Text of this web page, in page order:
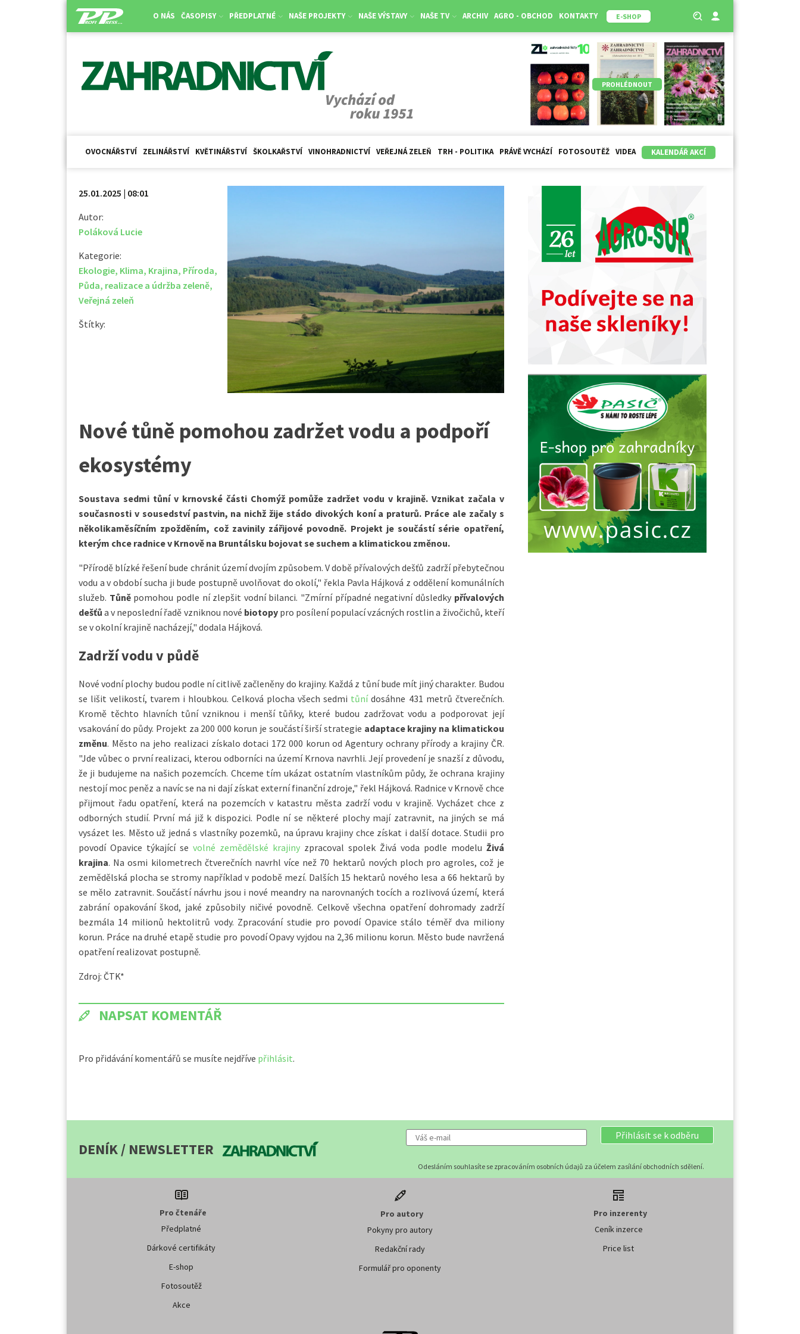
O NÁS ČASOPISY PŘEDPLATNÉ NAŠE PROJEKTY NAŠE VÝSTAVY NAŠE TV ARCHIV AGRO - OBCHOD KONTAKTY E-SHOP
PROHLÉDNOUT
OVOCNÁŘSTVÍ ZELINÁŘSTVÍ KVĚTINÁŘSTVÍ ŠKOLKAŘSTVÍ VINOHRADNICTVÍ VEŘEJNÁ ZELEŇ TRH - POLITIKA PRÁVĚ VYCHÁZÍ FOTOSOUTĚŽ VIDEA KALENDÁŘ AKCÍ
25.01.2025 | 08:01
Autor:
Poláková Lucie
Kategorie:
Ekologie, Klima, Krajina, Příroda,
Půda, realizace a údržba zeleně,
Veřejná zeleň
Štítky:
Nové tůně pomohou zadržet vodu a podpoří
ekosystémy
Soustava sedmi tůní v krnovské části Chomýž pomůže zadržet vodu v krajině. Vznikat začala v
současnosti v sousedství pastvin, na nichž žije stádo divokých koní a praturů. Práce ale začaly s
několikaměsíčním zpožděním, což zavinily zářijové povodně. Projekt je součástí série opatření,
kterým chce radnice v Krnově na Bruntálsku bojovat se suchem a klimatickou změnou.
"Přírodě blízké řešení bude chránit území dvojím způsobem. V době přívalových dešťů zadrží přebytečnou
vodu a v období sucha ji bude postupně uvolňovat do okolí," řekla Pavla Hájková z oddělení komunálních
služeb. Tůně pomohou podle ní zlepšit vodní bilanci. "Zmírní případné negativní důsledky přívalových
dešťůa v neposlední řadě vzniknou nové biotopypro posílení populací vzácných rostlin a živočichů, kteří
se v okolní krajině nacházejí," dodala Hájková.
Zadrží vodu v půdě
Nové vodní plochy budou podle ní citlivě začleněny do krajiny. Každá z tůní bude mít jiný charakter. Budou
se lišit velikostí, tvarem i hloubkou. Celková plocha všech sedmi tůnídosáhne 431 metrů čtverečních.
Kromě těchto hlavních tůní vzniknou i menší tůňky, které budou zadržovat vodu a podporovat její
vsakování do půdy. Projekt za 200 000 korun je součástí širší strategie adaptace krajiny na klimatickou
změnu. Město na jeho realizaci získalo dotaci 172 000 korun od Agentury ochrany přírody a krajiny ČR.
"Jde vůbec o první realizaci, kterou odborníci na území Krnova navrhli. Její provedení je snazší z důvodu,
že ji budujeme na našich pozemcích. Chceme tím ukázat ostatním vlastníkům půdy, že ochrana krajiny
nestojí moc peněz a navíc se na ni dají získat externí finanční zdroje," řekl Hájková. Radnice v Krnově chce
přijmout řadu opatření, která na pozemcích v katastru města zadrží vodu v krajině. Vycházet chce z
odborných studií. První má již k dispozici. Podle ní se některé plochy mají zatravnit, na jiných se má
vysázet les. Město už jedná s vlastníky pozemků, na úpravu krajiny chce získat i další dotace. Studii pro
povodí Opavice týkající se volné zemědělské krajinyzpracoval spolek Živá voda podle modelu Živá
krajina. Na osmi kilometrech čtverečních navrhl více než 70 hektarů nových ploch pro agroles, což je
zemědělská plocha se stromy například v podobě mezí. Dalších 15 hektarů nového lesa a 66 hektarů by
se mělo zatravnit. Součástí návrhu jsou i nové meandry na narovnaných tocích a rozlivová území, která
zabrání opakování škod, jaké způsobily ničivé povodně. Celkově všechna opatření dohromady zadrží
bezmála 14 milionů hektolitrů vody. Zpracování studie pro povodí Opavice stálo téměř dva miliony
korun. Práce na druhé etapě studie pro povodí Opavy vyjdou na 2,36 milionu korun. Město bude navržená
opatření realizovat postupně.
Zdroj: ČTK*
NAPSAT KOMENTÁŘ
Pro přidávání komentářů se musíte nejdříve přihlásit.
DENÍK / NEWSLETTER
Přihlásit se k odběru
Odesláním souhlasíte se zpracováním osobních údajů za účelem zasílání obchodních sdělení.
Pro čtenáře
Předplatné
Dárkové certifikáty
E-shop
Fotosoutěž
Akce
Pro autory
Pokyny pro autory
Redakční rady
Formulář pro oponenty
Pro inzerenty
Ceník inzerce
Price list